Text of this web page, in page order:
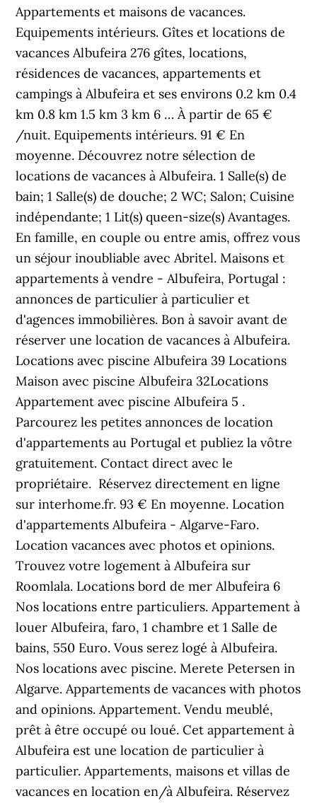
Appartements et maisons de vacances.
Equipements intérieurs. Gîtes et locations de
vacances Albufeira 276 gîtes, locations,
résidences de vacances, appartements et
campings à Albufeira et ses environs 0.2 km 0.4
km 0.8 km 1.5 km 3 km 6 … À partir de 65 €
/nuit. Equipements intérieurs. 91 € En
moyenne. Découvrez notre sélection de
locations de vacances à Albufeira. 1 Salle(s) de
bain; 1 Salle(s) de douche; 2 WC; Salon; Cuisine
indépendante; 1 Lit(s) queen-size(s) Avantages.
En famille, en couple ou entre amis, offrez vous
un séjour inoubliable avec Abritel. Maisons et
appartements à vendre - Albufeira, Portugal :
annonces de particulier à particulier et
d'agences immobilières. Bon à savoir avant de
réserver une location de vacances à Albufeira.
Locations avec piscine Albufeira 39 Locations
Maison avec piscine Albufeira 32Locations
Appartement avec piscine Albufeira 5 .
Parcourez les petites annonces de location
d'appartements au Portugal et publiez la vôtre
gratuitement. Contact direct avec le
propriétaire. ️ Réservez directement en ligne
sur interhome.fr. 93 € En moyenne. Location
d'appartements Albufeira - Algarve-Faro.
Location vacances avec photos et opinions.
Trouvez votre logement à Albufeira sur
Roomlala. Locations bord de mer Albufeira 6
Nos locations entre particuliers. Appartement à
louer Albufeira, faro, 1 chambre et 1 Salle de
bains, 550 Euro. Vous serez logé à Albufeira.
Nos locations avec piscine. Merete Petersen in
Algarve. Appartements de vacances with photos
and opinions. Appartement. Vendu meublé,
prêt à être occupé ou loué. Cet appartement à
Albufeira est une location de particulier à
particulier. Appartements, maisons et villas de
vacances en location en/à Albufeira. Réservez